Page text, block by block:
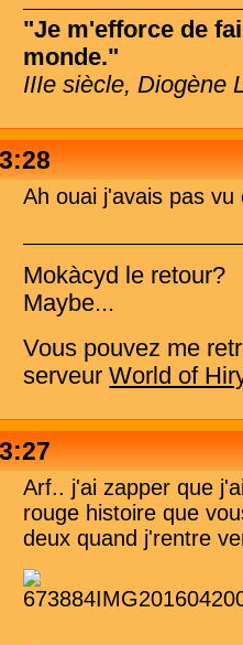
"Je m'efforce de
monde."
IIIe siècle, Diogène
Ah ouai j'avais pas
Mokàcyd le retour?
Maybe...
Vous pouvez me
serveurWorld of
Arf.. j'ai zapper que
rouge histoire que
deux quand j'rentre